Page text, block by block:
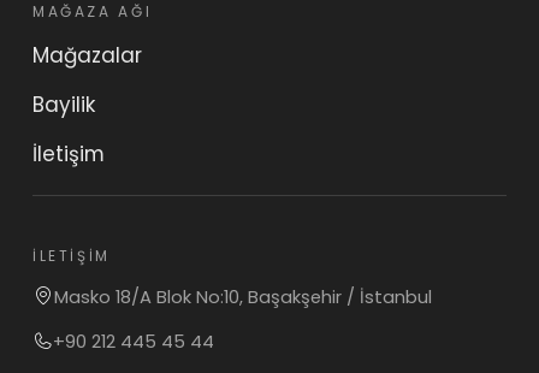
MAĞAZA AĞI
Mağazalar
Bayilik
İletişim
İLETIŞIM
Masko 18/A Blok No:10, Başakşehir / İstanbul
+90 212 445 45 44